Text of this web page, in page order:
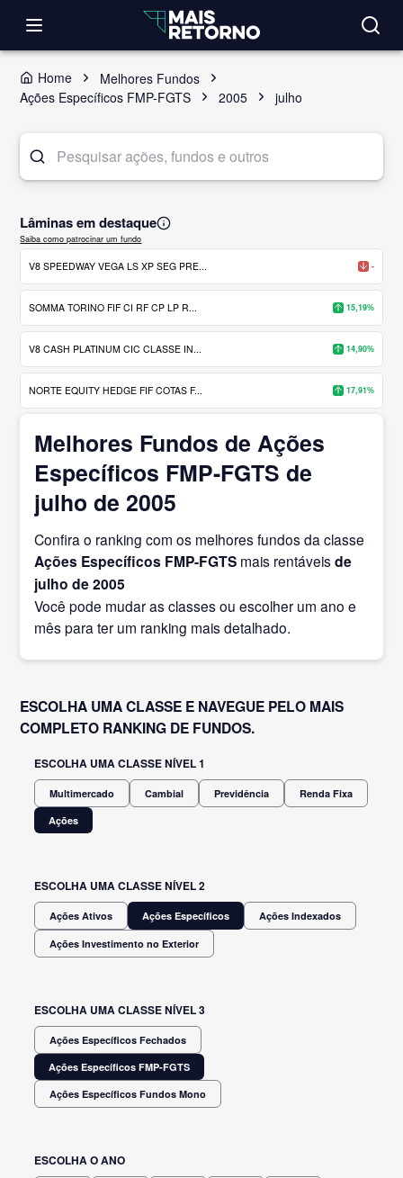
Home
Melhores Fundos
Ações Específicos FMP-FGTS
2005 julho
Lâminas em destaque
Saiba como patrocinar um fundo
V8 SPEEDWAY VEGA LS XP SEG PRE... -
SOMMA TORINO FIF CI RF CP LP R... 15,19%
V8 CASH PLATINUM CIC CLASSE IN... 14,90%
NORTE EQUITY HEDGE FIF COTAS F... 17,91%
Melhores Fundos de Ações
Específicos FMP-FGTS de
julho de 2005
Confira o ranking com os melhores fundos da classe
Ações Específicos FMP-FGTS mais rentáveisde
julho de 2005
Você pode mudar as classes ou escolher um ano e
mês para ter um ranking mais detalhado.
ESCOLHA UMA CLASSE E NAVEGUE PELO MAIS
COMPLETO RANKING DE FUNDOS.
ESCOLHA UMA CLASSE NÍVEL 1
Multimercado Cambial Previdência
Renda Fixa
Ações
ESCOLHA UMA CLASSE NÍVEL 2
Ações Ativos Ações Específicos Ações Indexados
Ações Investimento no Exterior
ESCOLHA UMA CLASSE NÍVEL 3
Ações Específicos Fechados
Ações Específicos FMP-FGTS
Ações Específicos Fundos Mono
ESCOLHA O ANO